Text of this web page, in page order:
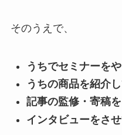
そのうえで、
うちでセミナーを
うちの商品を紹介
記事の監修・寄稿
インタビューをさ